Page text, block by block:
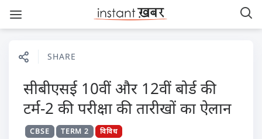
SHARE
सीबीएसई 10वीं और 12वीं बोर्ड की
टर्म-2 की परीक्षा की तारीखों का ऐलान
CBSE TERM 2 विविध